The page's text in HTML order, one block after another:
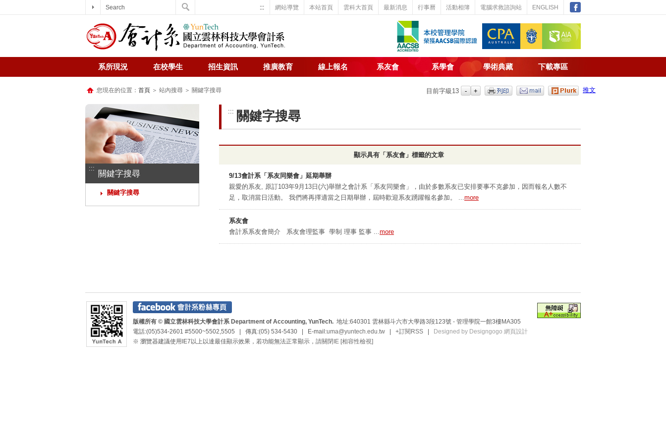
ENGLISH
電腦求救諮詢站
活動相簿
行事曆
最新消息
雲科大首頁
本站首頁
網站導覽
:::
系所現況 在校學生 招生資訊 推廣教育 線上報名 系友會 系學會 學術典藏 下載專區
您現在的位置： 首頁 ＞ 站內搜尋 ＞ 關鍵字搜尋 推文
目前字級 13
:::
關鍵字搜尋
關鍵字搜尋
::: 關鍵字搜尋
顯示具有「系友會」標籤的文章
9/13會計系「系友同樂會」延期舉辦
親愛的系友, 原訂103年9月13日(六)舉辦之會計系「系友同樂會」，由於多數系友已安排要事不克參加，因而報名人數不
足，取消當日活動。 我們​將再擇適當之日期舉辦，屆時歡迎系友踴躍報名參加。 ...more
系友會
會計系系友會簡介 系友會理監事 學制 理事 監事 ...more
版權所有 © 國立雲林科技大學會計系 Department of Accounting, YunTech. 地址:640301 雲林縣斗六市大學路3段123號 - 管理學院一館3樓MA305
電話:(05)534-2601 #5500~5502,5505 | 傳真:(05) 534-5430 | E-mail:uma@yuntech.edu.tw +訂閱RSS
Designed by Designgogo 網頁設計
※ 瀏覽器建議使用IE7以上以達最佳顯示效果，若功能無法正常顯示， 請關閉IE [相容性檢視]
Search